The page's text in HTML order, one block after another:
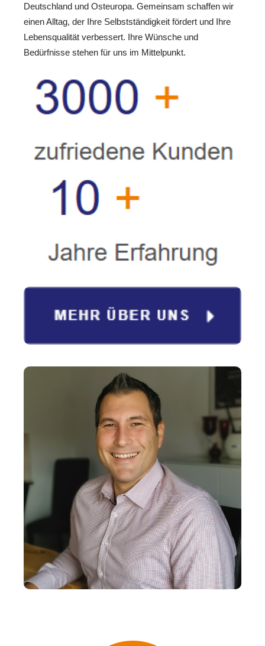
Deutschland und Osteuropa. Gemeinsam schaffen wir
einen Alltag, der Ihre Selbstständigkeit fördert und Ihre
Lebensqualität verbessert. Ihre Wünsche und
Bedürfnisse stehen für uns im Mittelpunkt.